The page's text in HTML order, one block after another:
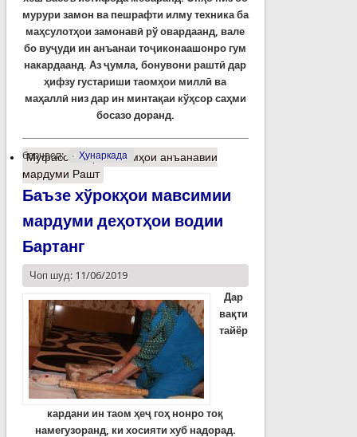
мурури замон ва пешрафти илму техника ба
маҳсулотҳои замонавӣ рў овардаанд, вале
бо вуҷуди ин анъанаи тоҷиконаашонро гум
накардаанд. Аз ҷумла, бонувони раштӣ дар
ҳифзу густариши таомҳои миллӣ ва
маҳаллӣ низ дар ин минтақаи кўҳсор саҳми
босазо доранд.
барчасп: Ҳунаркада
Муфассалтаро Таомҳои анъанавии
мардуми Рашт
Баъзе хўрокҳои мавсимии
мардуми деҳотҳои водии
Бартанг
Чоп шуд: 11/06/2019
Дар
вақти
тайёр
кардани ин таом ҳеҷ гоҳ нонро тоқ
намегузоранд, ки хосияти хуб надорад.